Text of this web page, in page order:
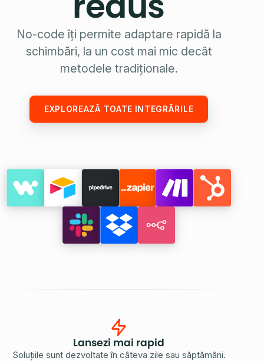
No-code îți permite adaptare rapidă la
schimbări, la un cost mai mic decât
metodele tradiționale.
EXPLOREAZĂ TOATE INTEGRĂRILE
Lansezi mai rapid
Soluțiile sunt dezvoltate în câteva zile sau săptămâni.